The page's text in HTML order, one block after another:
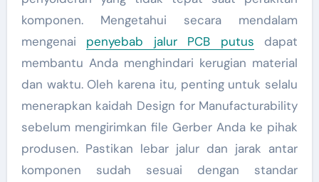
komponen. Mengetahui secara mendalam
mengenai penyebab jalur PCB putus dapat
membantu Anda menghindari kerugian material
dan waktu. Oleh karena itu, penting untuk selalu
menerapkan kaidah Design for Manufacturability
sebelum mengirimkan file Gerber Anda ke pihak
produsen. Pastikan lebar jalur dan jarak antar
komponen sudah sesuai dengan standar